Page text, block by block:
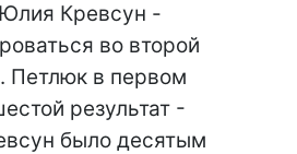
Кревсун -
во второй
Петлюк в первом
результат -
было десятым